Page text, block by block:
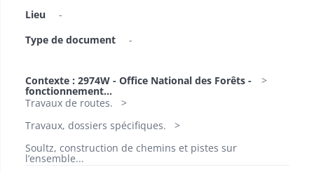
Lieu
-
Type de document
-
Contexte : 2974W - Office National des Forêts -
fonctionnement...
Travaux de routes.
Travaux, dossiers spécifiques.
Soultz, construction de chemins et pistes sur
l’ensemble...